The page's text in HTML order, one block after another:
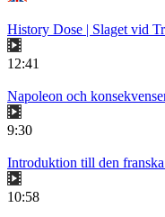
History Dose | Slaget vid
12:41
Napoleon och
9:30
Introduktion till den
10:58